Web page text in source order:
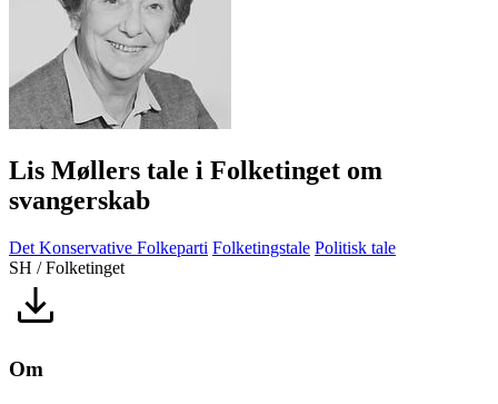
Lis Møllers tale i Folketinget om
svangerskab
Det Konservative Folkeparti Folketingstale Politisk tale
SH / Folketinget
Om